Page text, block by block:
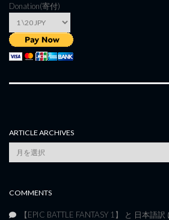
Donation(寄付)
ARTICLE ARCHIVES
Article
Archives
COMMENTS
【EPIC BATTLE FANTASY 1】 と 日本語訳